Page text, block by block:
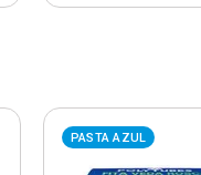
PASTA AZUL